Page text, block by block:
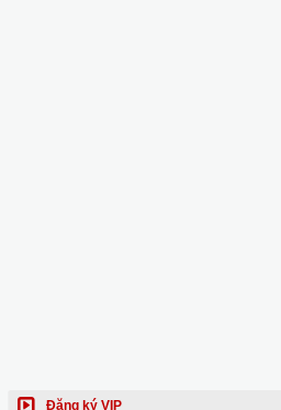
Đăng ký VIP